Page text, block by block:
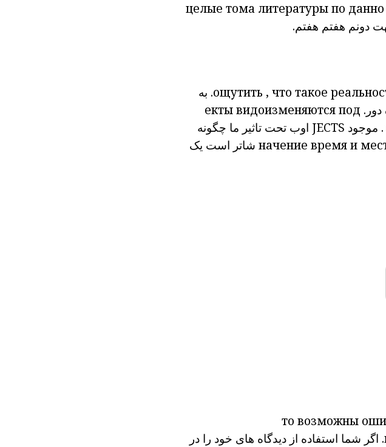
целые тома литературыпо данно
دونم هفتم هفتم.
ощутить , что такое
به
دور. екты видоизменяются под
. موجود JECTS اوب تحت تاثیر ما چگونه
начение время и شاتر است یک
اگر شما استفاده از دیدگاه های خود را در